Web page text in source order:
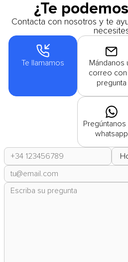
¿Te
Contacta con nosotros y te
Te llamamos
Mándanos
correo con
pregunta
whatsapp